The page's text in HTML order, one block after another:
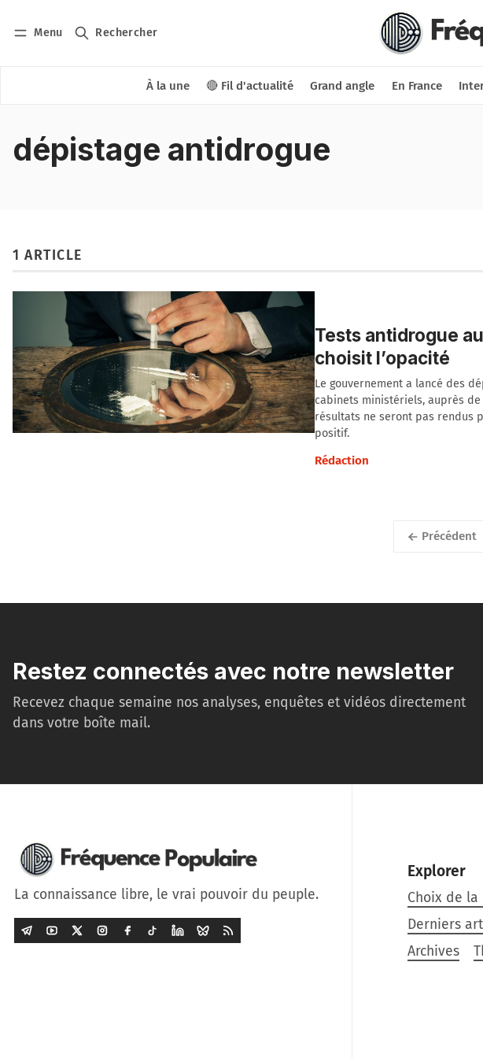
Menu Rechercher
À la une 🔴 Fil d'actualité Grand angle En France
dépistage antidrogue
1 ARTICLE
Tests antidrogue
choisit l’opacité
Le gouvernement a lancé des
cabinets ministériels, auprès
résultats ne seront pas rendus
positif.
Rédaction
Précédent
Restez connectés avec notre newsletter
Recevez chaque semaine nos analyses, enquêtes et vidéos directement
dans votre boîte mail.
La connaissance libre, le vrai pouvoir du peuple.
Explorer
Choix de
Derniers
Archives